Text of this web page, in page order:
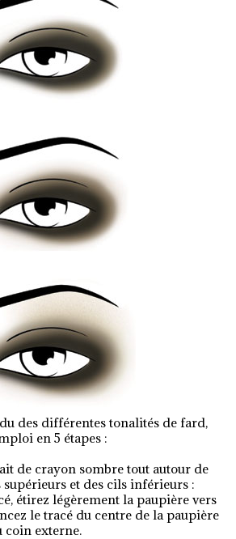
en 5 étapes :
de crayon sombre tout autour de
et des cils inférieurs :
étirez légèrement la paupière vers
le tracé du centre de la paupière
coin externe.